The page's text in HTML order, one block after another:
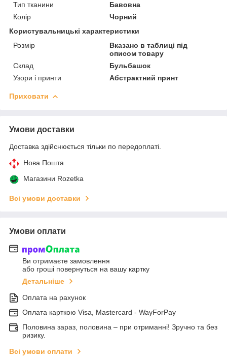
Тип тканини
Бавовна
Колір
Чорний
Користувальницькі характеристики
Розмір
Вказано в таблиці під
описом товару
Склад
Бульбашок
Узори і принти
Абстрактний принт
Приховати
Умови доставки
Доставка здійснюється тільки по передоплаті.
Нова Пошта
Магазини Rozetka
Всі умови доставки
Умови оплати
Ви отримаєте замовлення
або гроші повернуться на вашу картку
Детальніше
Оплата на рахунок
Оплата карткою Visa, Mastercard - WayForPay
Половина зараз, половина – при отриманні! Зручно та без
ризику.
Всі умови оплати